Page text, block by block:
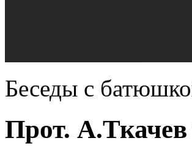
Беседы с
Прот.